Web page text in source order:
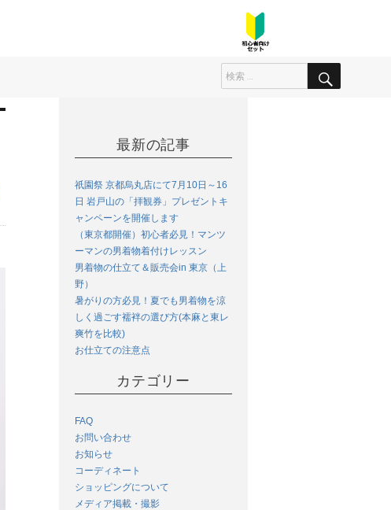
最新の記事
祇園祭 京都烏丸店にて7月10日～16
日 岩戸山の「拝観券」プレゼントキ
ャンペーンを開催します
（東京都開催）初心者必見！マンツ
ーマンの男着物着付けレッスン
男着物の仕立て＆販売会in 東京（上
野）
暑がりの方必見！夏でも男着物を涼
しく過ごす襦袢の選び方(本麻と東レ
爽竹を比較)
お仕立ての注意点
カテゴリー
FAQ
お問い合わせ
お知らせ
コーディネート
ショッピングについて
メディア掲載・撮影